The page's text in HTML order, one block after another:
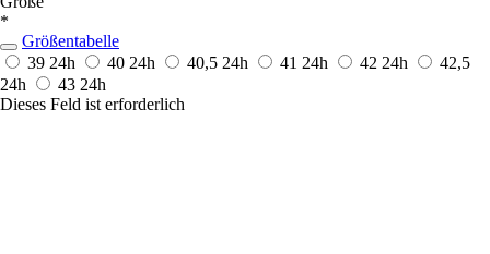
*
Größentabelle
39 24h 40 24h 40,5 24h 41 24h 42 24h
42,5
24h
43 24h
Dieses Feld ist erforderlich